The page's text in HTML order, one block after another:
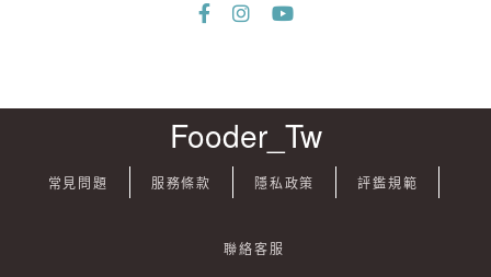
Fooder_Tw
常見問題 服務條款 隱私政策 評鑑規範
聯絡客服